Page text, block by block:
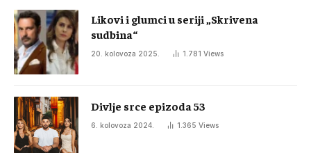
Likovi i glumci u seriji „Skrivena
sudbina“
20. kolovoza 2025. 1.781 Views
Divlje srce epizoda 53
6. kolovoza 2024. 1.365 Views